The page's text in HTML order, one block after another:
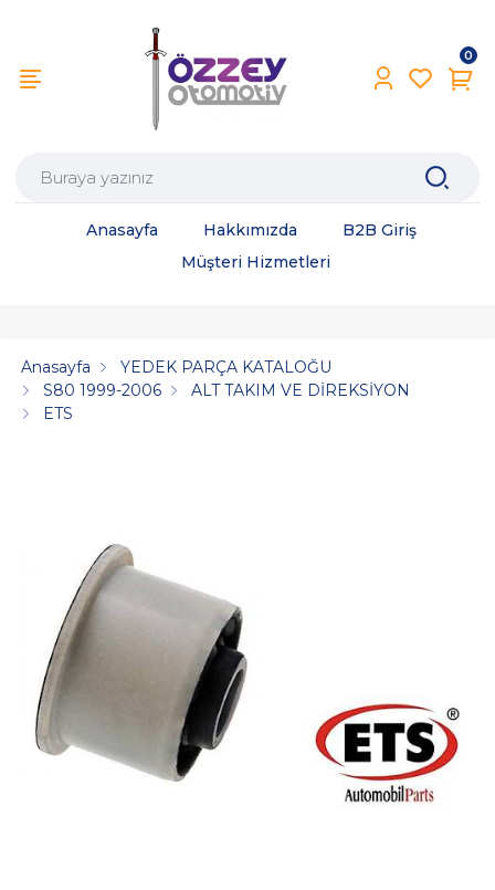
0
Anasayfa Hakkımızda
B2B Giriş
Müşteri Hizmetleri
Anasayfa
YEDEK PARÇA KATALOĞU
S80 1999-2006
ALT TAKIM VE DİREKSİYON
ETS